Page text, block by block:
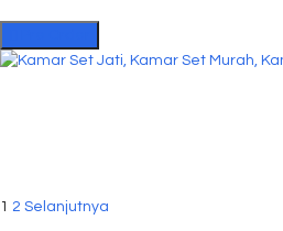
1 2 Selanjutnya